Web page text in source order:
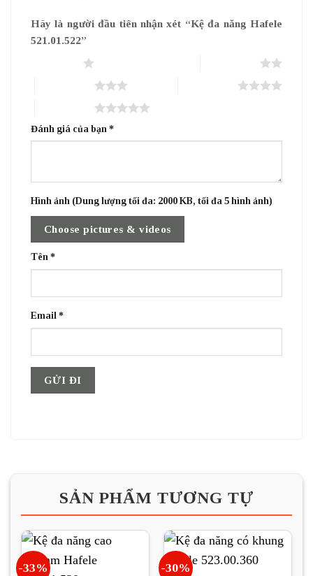
Hãy là người đầu tiên nhận xét “Kệ đa năng Hafele
521.01.522”
Đánh giá của bạn *
Hình ảnh (Dung lượng tối đa: 2000 KB, tối đa 5 hình ảnh)
Choose pictures & videos
Tên *
Email *
SẢN PHẨM TƯƠNG TỰ
-33% -30%